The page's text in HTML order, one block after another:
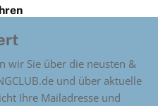
wir Sie über die neusten &
und über aktuelle
Ihre Mailadresse und